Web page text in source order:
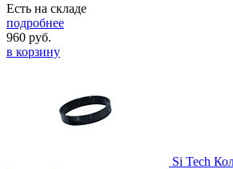
Есть на складе
подробнее
960 руб.
в корзину
Si Tech